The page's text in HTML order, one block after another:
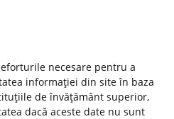
necesare pentru a
informaţiei din site în baza
de învăţământ superior,
dacă aceste date nu sunt